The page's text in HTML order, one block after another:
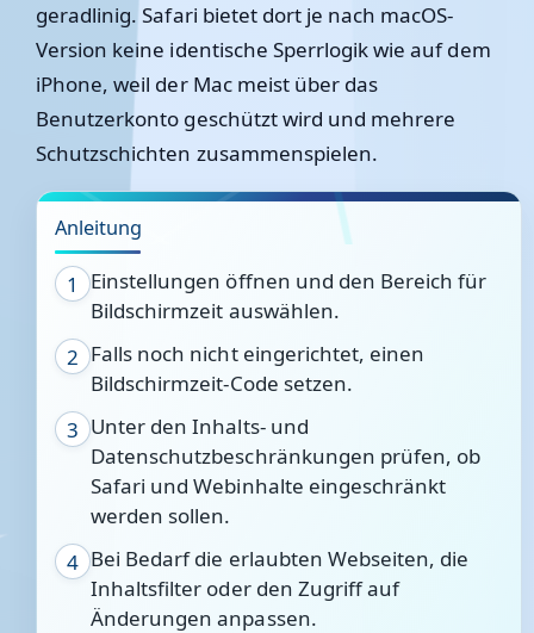
geradlinig. Safari bietet dort je nach macOS-
Version keine identische Sperrlogik wie auf dem
iPhone, weil der Mac meist über das
Benutzerkonto geschützt wird und mehrere
Schutzschichten zusammenspielen.
Anleitung
1
Einstellungen öffnen und den Bereich für
Bildschirmzeit auswählen.
2 Falls noch nicht eingerichtet, einen
Bildschirmzeit-Code setzen.
3 Unter den Inhalts- und
Datenschutzbeschränkungen prüfen, ob
Safari und Webinhalte eingeschränkt
werden sollen.
4 Bei Bedarf die erlaubten Webseiten, die
Inhaltsfilter oder den Zugriff auf
Änderungen anpassen.